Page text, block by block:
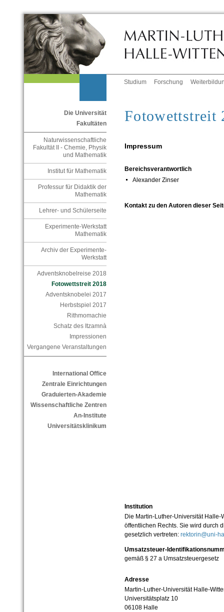
Studium Forschung
Die Universität
Fakultäten
Naturwissenschaftliche
Fakultät II - Chemie, Physik
und Mathematik
Institut für Mathematik
Professur für Didaktik der
Mathematik
Lehrer- und Schülerseite
Experimente-Werkstatt
Mathematik
Archiv der Experimente-
Werkstatt
Adventsknobelreise 2018
Fotowettstreit 2018
Adventsknobelei 2017
Herbstspiel 2017
Rithmomachie
Schatz des Itzamnà
Impressionen
Vergangene Veranstaltungen
International Office
Zentrale Einrichtungen
Graduierten-Akademie
Wissenschaftliche Zentren
An-Institute
Universitätsklinikum
Fotowettstreit
Impressum
Bereichsverantwortlich
Alexander Zinser
Kontakt zu den Autoren dieser
Institution
Die Martin-Luther-Universität
öffentlichen Rechts. Sie wird durch
gesetzlich vertreten: rektorin@uni-
Umsatzsteuer-
gemäß § 27 a Umsatzsteuergesetz
Adresse
Martin-Luther-Universität Halle-
Universitätsplatz 10
06108 Halle